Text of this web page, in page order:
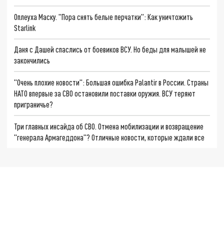
Оплеуха Маску. "Пора снять белые перчатки": Как уничтожить
Starlink
Даня с Дашей спаслись от боевиков ВСУ. Но беды для малышей не
закончились
"Очень плохие новости": Большая ошибка Palantir в России. Страны
НАТО впервые за СВО остановили поставки оружия. ВСУ теряют
приграничье?
Три главных инсайда об СВО. Отмена мобилизации и возвращение
"генерала Армагеддона"? Отличные новости, которые ждали все